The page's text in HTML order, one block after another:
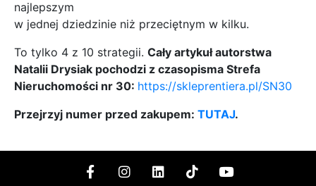
najlepszym
w jednej dziedzinie niż przeciętnym w kilku.
To tylko 4 z 10 strategii. Cały artykuł autorstwa
Natalii Drysiak pochodzi z czasopisma Strefa
Nieruchomości nr 30: https://skleprentiera.pl/SN30
Przejrzyj numer przed zakupem: TUTAJ.